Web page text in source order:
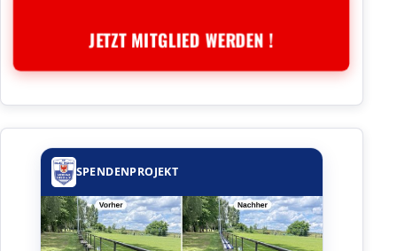
JETZT MITGLIED WERDEN !
SPENDENPROJEKT